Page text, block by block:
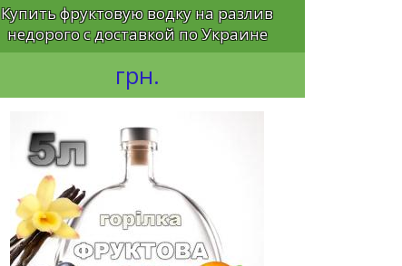
Купить фруктовую водку на разлив
недорого с доставкой по Украине
грн.